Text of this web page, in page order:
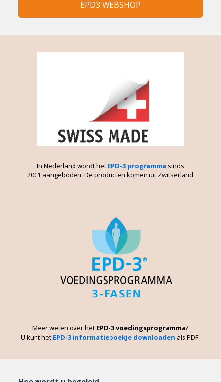
EPD3 WEBSHOP
In Nederland wordt het EPD-3 programma sinds
2001 aangeboden. De producten komen uit Zwitserland
Meer weten over het EPD-3 voedingsprogramma?
U kunt het EPD-3 informatieboekje downloaden als PDF.